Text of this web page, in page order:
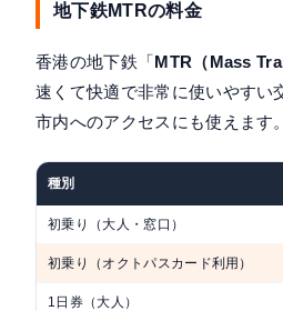
地下鉄MTRの料金
香港の地下鉄「 MTR（Mass
速くて快適で非常に使いやすい
市内へのアクセスにも使えます。
種別
初乗り（大人・窓口）
初乗り（オクトパスカード利用）
1日券（大人）